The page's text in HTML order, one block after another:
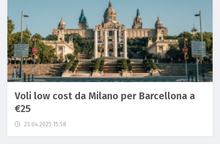
Voli low cost da Milano per Barcellona a
€25
23.04.2025 15:58